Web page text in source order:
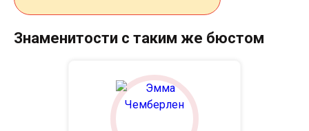
Знаменитости с таким же бюстом